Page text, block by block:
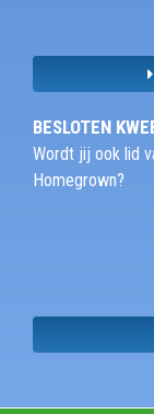
BESLOTEN
Wordt jij ook lid
Homegrown?